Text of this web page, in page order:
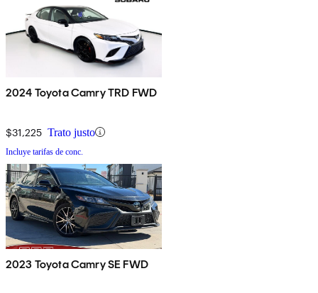
2024 Toyota Camry TRD FWD
$31,225 Trato justo
Incluye tarifas de conc.
2023 Toyota Camry SE FWD